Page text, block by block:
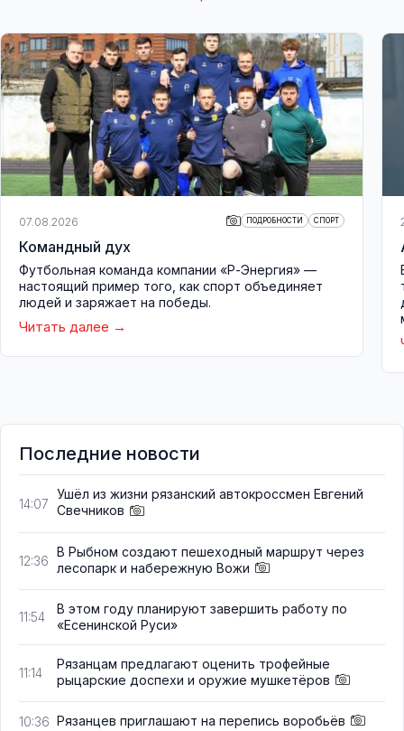
07.08.2026 ПОДРОБНОСТИ СПОРТ
Командный дух
Футбольная команда компании «Р-Энергия» —
настоящий пример того, как спорт объединяет
людей и заряжает на победы.
Читать далее
Последние новости
14:07
Ушёл из жизни рязанский автокроссмен Евгений
Свечников
12:36
В Рыбном создают пешеходный маршрут через
лесопарк и набережную Вожи
11:54
В этом году планируют завершить работу по
«Есенинской Руси»
11:14
Рязанцам предлагают оценить трофейные
рыцарские доспехи и оружие мушкетёров
10:36 Рязанцев приглашают на перепись воробьёв